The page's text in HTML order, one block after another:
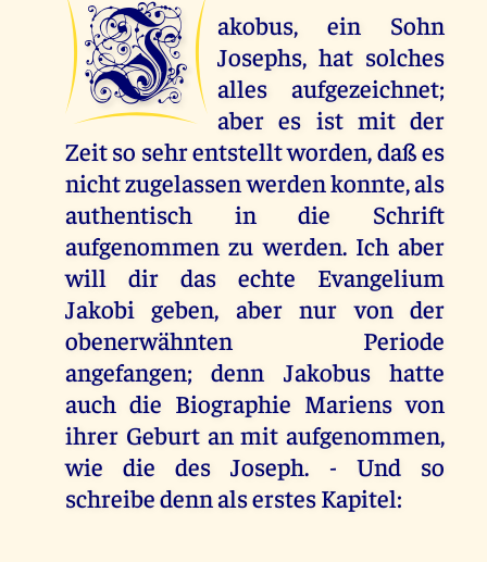
J
akobus, ein Sohn
Josephs, hat solches
alles aufgezeichnet;
aber es ist mit der
Zeit so sehr entstellt worden, daß es
nicht zugelassen werden konnte, als
authentisch in die Schrift
aufgenommen zu werden. Ich aber
will dir das echte Evangelium
Jakobi geben, aber nur von der
obenerwähnten Periode
angefangen; denn Jakobus hatte
auch die Biographie Mariens von
ihrer Geburt an mit aufgenommen,
wie die des Joseph. - Und so
schreibe denn als erstes Kapitel: